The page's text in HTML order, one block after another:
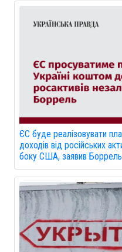
ЄС буде реалізовувати
доходів від російських
боку США, заявив